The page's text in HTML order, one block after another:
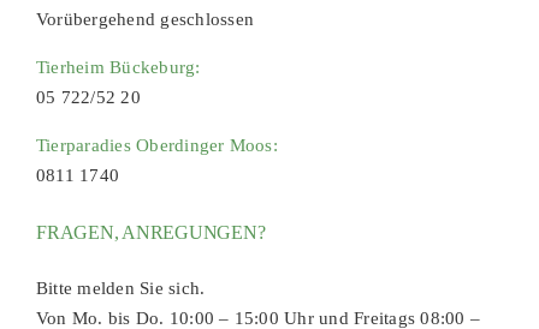
Vorübergehend geschlossen
Tierheim Bückeburg:
05 722/52 20
Tierparadies Oberdinger Moos:
0811 1740
FRAGEN, ANREGUNGEN?
Bitte melden Sie sich.
Von Mo. bis Do. 10:00 – 15:00 Uhr und Freitags 08:00 –